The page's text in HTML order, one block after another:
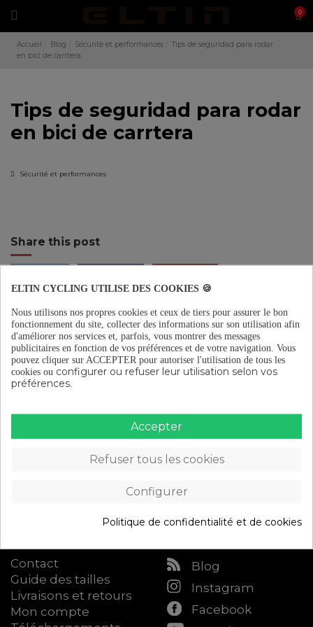
0
Accueil Blog Sécurité et performances
Tips de seguridad para rodar
en bici de carrtera
Tips de seguridad para rodar
en bici de carrtera
Sécurité et performances
Share this post
Accessoires de vélo
À propos d'Eltin
Keep On Cycling
Devenez distributeur
Accès B2B
Contact
Guide des tailles
Livraisons et retours
Mon compte
Blog
Instagram
Facebook
ELTIN CYCLING UTILISE DES COOKIES 🍪
Nous utilisons nos propres cookies et ceux de tiers pour assurer le bon
fonctionnement du site, collecter des informations sur son utilisation afin
d'améliorer nos services et, parfois, vous montrer des messages
publicitaires en fonction de vos préférences et de votre navigation. Vous
pouvez cliquer sur ACCEPTER pour autoriser l'utilisation de tous les
cookies ou configurer ou refuser leur utilisation selon vos
préférences.
Accepter
Refuser tous les cookies
Configurer
Politique de confidentialité et de cookies